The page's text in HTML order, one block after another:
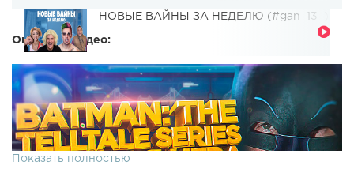
НОВЫЕ ВАЙНЫ ЗА НЕДЕЛЮ (#gan_13_)
Описание видео:
Показать полностью